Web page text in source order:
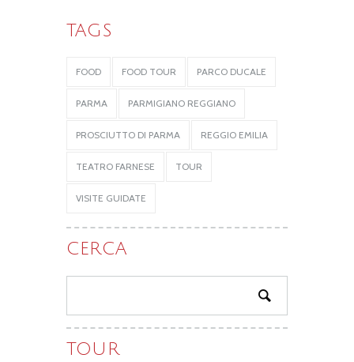
TAGS
FOOD FOOD TOUR PARCO DUCALE
PARMA PARMIGIANO REGGIANO
PROSCIUTTO DI PARMA REGGIO EMILIA
TEATRO FARNESE TOUR
VISITE GUIDATE
CERCA
TOUR